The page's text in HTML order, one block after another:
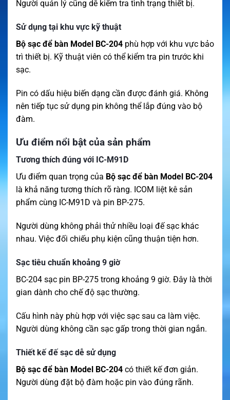
Người quản lý cũng dễ kiểm tra tình trạng thiết bị.
Sử dụng tại khu vực kỹ thuật
Bộ sạc để bàn Model BC-204 phù hợp với khu vực bảo
trì thiết bị. Kỹ thuật viên có thể kiểm tra pin trước khi
sạc.
Pin có dấu hiệu biến dạng cần được đánh giá. Không
nên tiếp tục sử dụng pin không thể lắp đúng vào bộ
đàm.
Ưu điểm nổi bật của sản phẩm
Tương thích đúng với IC-M91D
Ưu điểm quan trọng của Bộ sạc để bàn Model BC-204
là khả năng tương thích rõ ràng. ICOM liệt kê sản
phẩm cùng IC-M91D và pin BP-275.
Người dùng không phải thử nhiều loại đế sạc khác
nhau. Việc đối chiếu phụ kiện cũng thuận tiện hơn.
Sạc tiêu chuẩn khoảng 9 giờ
BC-204 sạc pin BP-275 trong khoảng 9 giờ. Đây là thời
gian dành cho chế độ sạc thường.
Cấu hình này phù hợp với việc sạc sau ca làm việc.
Người dùng không cần sạc gấp trong thời gian ngắn.
Thiết kế đế sạc dễ sử dụng
Bộ sạc để bàn Model BC-204 có thiết kế đơn giản.
Người dùng đặt bộ đàm hoặc pin vào đúng rãnh.